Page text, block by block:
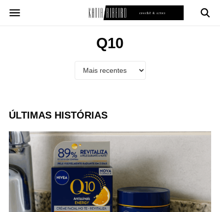
para
Q10
ÚLTIMAS HISTÓRIAS